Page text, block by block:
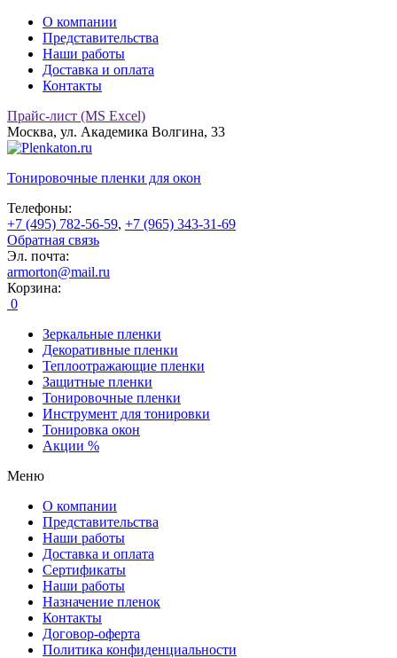
О компании
Представительства
Наши работы
Доставка и оплата
Контакты
Прайс-лист (MS Excel)
Москва, ул. Академика Волгина, 33
Тонировочные пленки для окон
Телефоны:
+7 (495) 782-56-59, +7 (965) 343-31-69
Обратная связь
Эл. почта:
armorton@mail.ru
Корзина:
0
Зеркальные пленки
Декоративные пленки
Теплоотражающие пленки
Защитные пленки
Тонировочные пленки
Инструмент для тонировки
Тонировка окон
Акции %
Меню
О компании
Представительства
Наши работы
Доставка и оплата
Сертификаты
Наши работы
Назначение пленок
Контакты
Договор-оферта
Политика конфиденциальности